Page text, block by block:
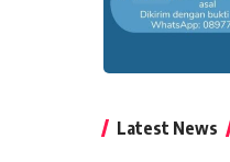
Latest News